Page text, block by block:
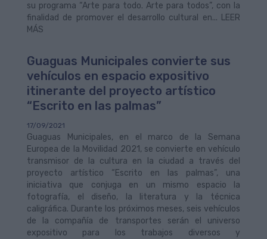
su programa “Arte para todo. Arte para todos”, con la
finalidad de promover el desarrollo cultural en... LEER
MÁS
Guaguas Municipales convierte sus
vehículos en espacio expositivo
itinerante del proyecto artístico
“Escrito en las palmas”
17/09/2021
Guaguas Municipales, en el marco de la Semana
Europea de la Movilidad 2021, se convierte en vehículo
transmisor de la cultura en la ciudad a través del
proyecto artístico “Escrito en las palmas”, una
iniciativa que conjuga en un mismo espacio la
fotografía, el diseño, la literatura y la técnica
caligráfica. Durante los próximos meses, seis vehículos
de la compañía de transportes serán el universo
expositivo para los trabajos diversos y